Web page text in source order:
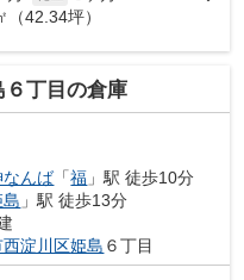
（42.34坪）
丁目の倉庫
なんば「福 」駅 徒歩10分
島 」駅 徒歩13分
西淀川区姫島 ６丁目